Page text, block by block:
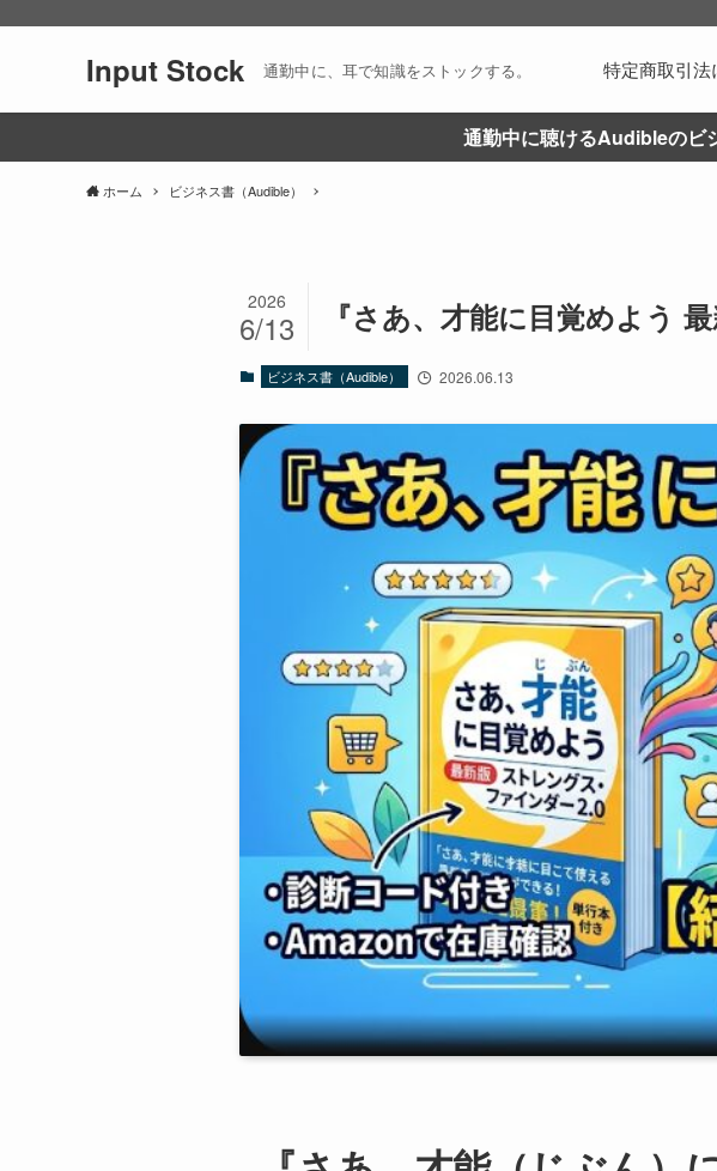
Input Stock 通勤中に、耳で知識をストックする。 特定商取引
通勤中に聴けるAudibleのビ
ホーム ビジネス書（Audible）
『さあ、才能に目覚めよう
2026
6/13
ビジネス書（Audible） 2026.06.13